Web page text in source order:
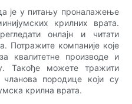
је у питању проналажење
крилних врата.
онлајн и читати
Потражите компаније које
квалитетне производе и
Такође можете тражити
породице који су
крилна врата.